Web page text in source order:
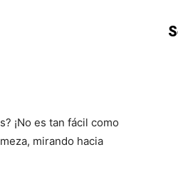
¡No es tan fácil como
mirando hacia